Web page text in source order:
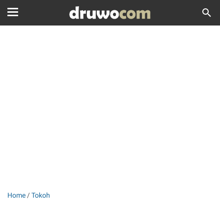
Home /Tokoh